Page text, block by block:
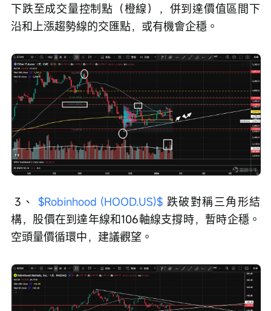
下跌至成交量控制點（橙線），併到達價值區間下
沿和上漲趨勢線的交匯點，或有機會企穩。
3、 $Robinhood (HOOD.US)$ 跌破對稱三角形結
構，股價在到達年線和106軸線支撐時，暫時企穩。
空頭量價循環中，建議觀望。